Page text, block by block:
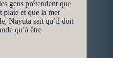
gens prétendent que
plate et que la mer
Nayuta sait qu’il doit
qu’à être